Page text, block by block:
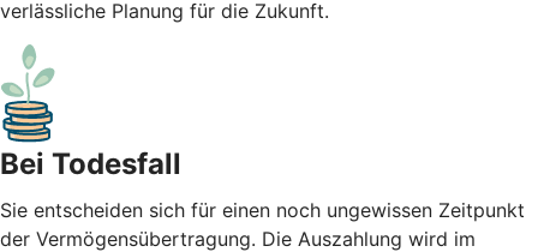
verlässliche Planung für die Zukunft.
Bei Todesfall
Sie entscheiden sich für einen noch ungewissen Zeitpunkt
der Vermögensübertragung. Die Auszahlung wird im